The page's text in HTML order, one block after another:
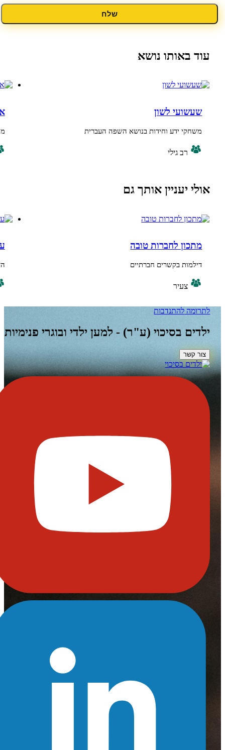
נושא
לשון
ידע וחידות בנושא השפה העברית
איך זה
מחברים את
בוגר,
אותך גם
לחברות טובה
בקשרים חברתיים
עניין של זמן
הזמן בידיים
בוגר,
להתנדבות
בסיכוי (ע"ר) - למען ילדי ובוגרי פנימיות